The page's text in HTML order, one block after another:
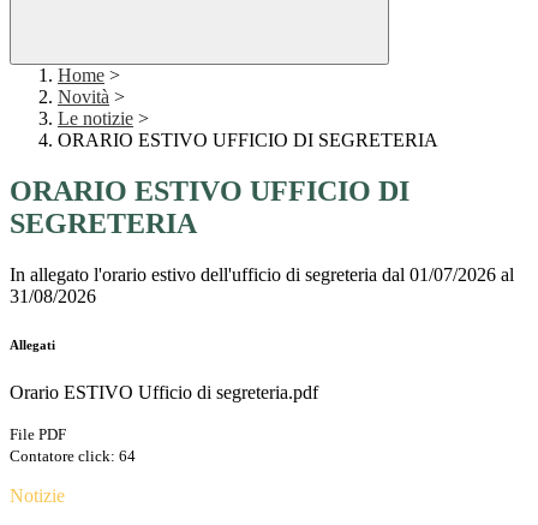
Home >
Novità >
Le notizie >
ORARIO ESTIVO UFFICIO DI SEGRETERIA
ORARIO ESTIVO UFFICIO DI
SEGRETERIA
In allegato l'orario estivo dell'ufficio di segreteria dal 01/07/2026 al
31/08/2026
Allegati
Orario ESTIVO Ufficio di segreteria.pdf
File PDF
Contatore click: 64
Notizie